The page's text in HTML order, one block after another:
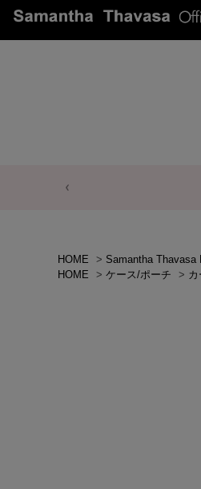
HOME > Samantha Thavasa
HOME
> ケース/ポーチ >